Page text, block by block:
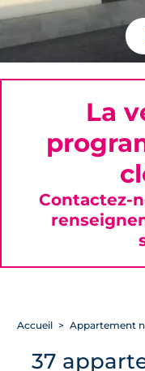
Accueil Appartement
37
La
Contactez-